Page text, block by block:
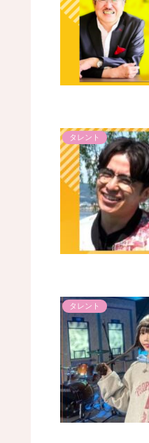
タレント
タレント